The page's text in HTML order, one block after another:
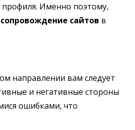
Именно поэтому,
сайтов в
направлении вам следует
и негативные стороны
ошибками, что